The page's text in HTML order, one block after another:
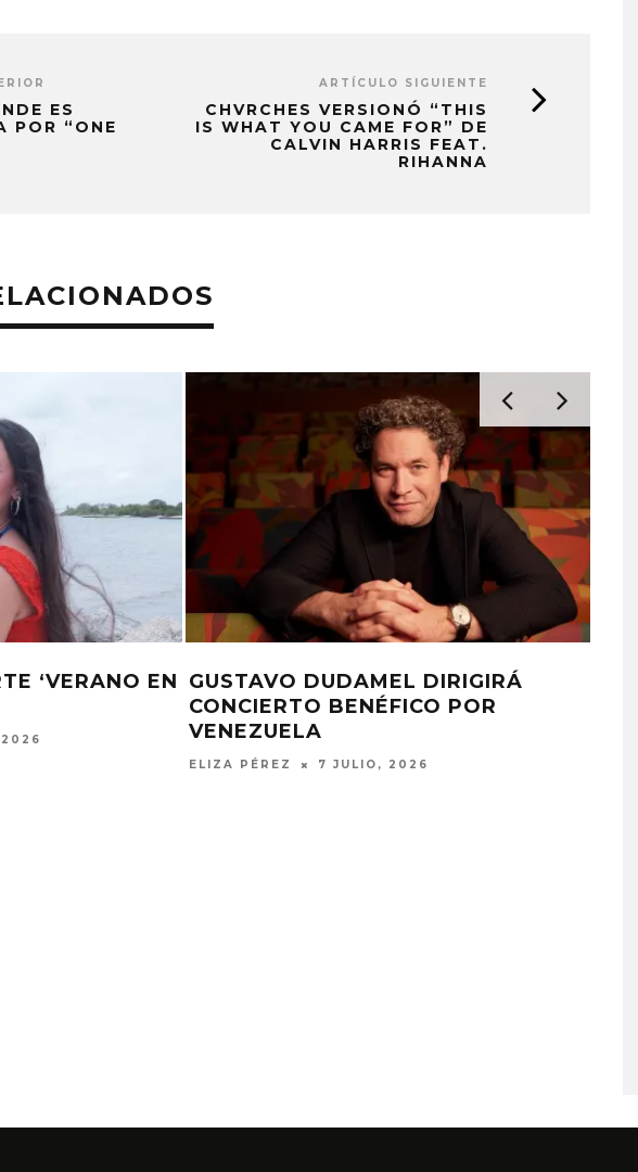
ES
POR “ONE
ARTÍCULO SIGUIENTE
CHVRCHES VERSIONÓ “THIS
IS WHAT YOU CAME FOR” DE
CALVIN HARRIS FEAT.
RIHANNA
‘VERANO EN
2026
GUSTAVO DUDAMEL DIRIGIRÁ
CONCIERTO BENÉFICO POR
VENEZUELA
ELIZA PÉREZ 7 JULIO, 2026